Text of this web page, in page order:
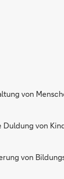
von
Duldung von
von